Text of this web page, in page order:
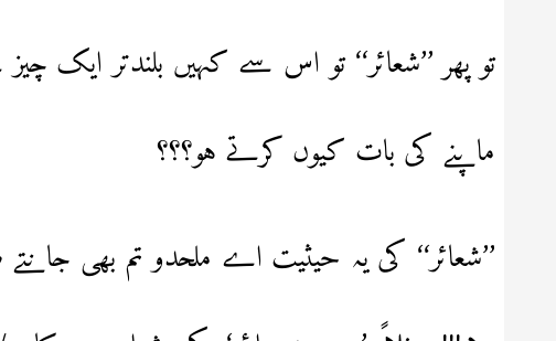
تو پھر ’’شعائر‘‘ تو اس سے کہیں بلندتر ایک
ماپنے کی بات کیوں کرتے ہو؟؟؟
’’شعائر‘‘ کی یہ حیثیت اے ملحدو تم بھی